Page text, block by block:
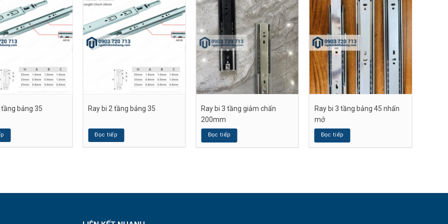
tầng bảng 35 Ray bi 2 tầng bảng 35
Đọc tiếp
Ray bi 3 tầng giảm chấn
200mm
Đọc tiếp
Ray bi 3 tầng bảng 45 nhấn
mở
Đọc tiếp